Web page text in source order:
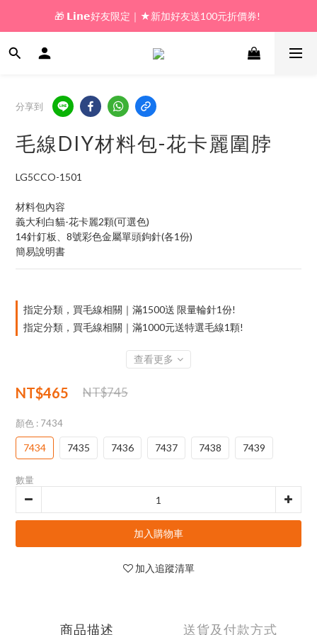
🎁 新好友購物金｜★加入新會員領券送100元!
🎁 𝗟𝗶𝗻𝗲好友限定｜★新加好友送100元折價券!
🎁 新好友購物金｜★加入新會員領券送100元!
分享到
毛線DIY材料包-花卡麗圍脖
LG5CCO-1501
材料包內容
義大利白貓-花卡麗2顆(可選色)
14針釘板、8號彩色金屬單頭鉤針(各1份)
簡易說明書
指定分類，買毛線相關｜滿1500送 限量輪針1份!
指定分類，買毛線相關｜滿1000元送特選毛線1顆!
查看更多
NT$465 NT$745
顏色 : 7434
7434 7435 7436 7437 7438 7439
數量
加入購物車
加入追蹤清單
商品描述 送貨及付款方式